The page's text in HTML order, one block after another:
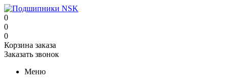
0
0
0
Корзина заказа
Заказать звонок
Меню